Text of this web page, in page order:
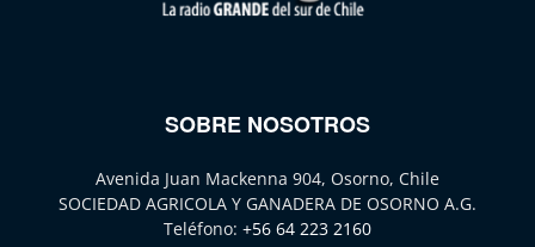
SOBRE NOSOTROS
Avenida Juan Mackenna 904, Osorno, Chile
SOCIEDAD AGRICOLA Y GANADERA DE OSORNO A.G.
Teléfono: +56 64 223 2160